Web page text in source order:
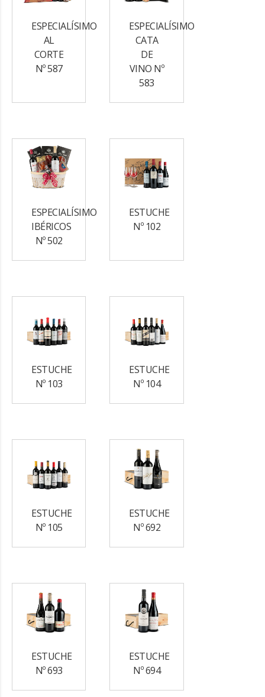
ESPECIALÍSIMO
AL
CORTE
Nº 587
ESPECIALÍSIMO
CATA
DE
VINO Nº
583
ESPECIALÍSIMO
IBÉRICOS
Nº 502
ESTUCHE
Nº 102
ESTUCHE
Nº 103
ESTUCHE
Nº 104
ESTUCHE
Nº 105
ESTUCHE
Nº 692
ESTUCHE
Nº 693
ESTUCHE
Nº 694